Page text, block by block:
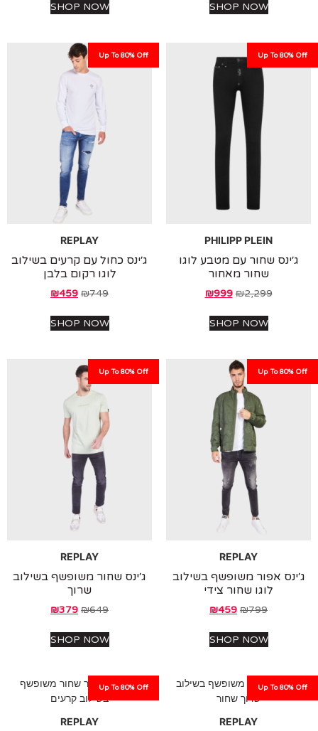
SHOP NOW
SHOP NOW
Up To
PHILIPP PLEIN
שחור עם מטבע לוגו
שחור מאחור
₪2,299
₪999
SHOP NOW
Up To 80% Off
REPLAY
ג׳ינס כחול עם קרעים בשילוב
לוגו רקום בלבן
₪
₪459
SHOP NOW
Up To
REPLAY
אפור משופשף בשילוב
לוגו שחור צידי
₪
₪459
SHOP NOW
Up To 80% Off
REPLAY
ג׳ינס שחור משופשף בשילוב
₪
₪379
SHOP NOW
Up To
REPLAY
Up To 80% Off
REPLAY